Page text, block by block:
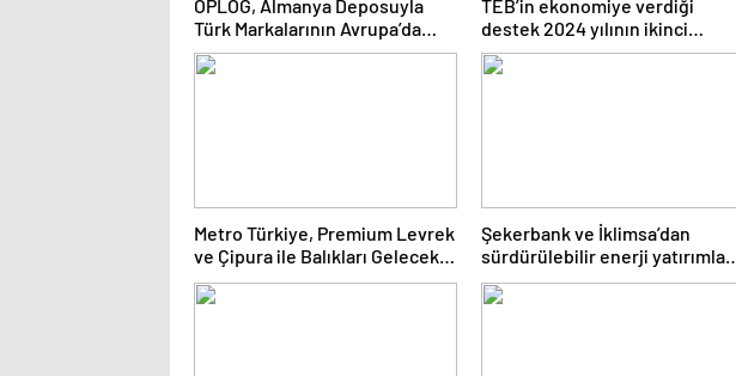
OPLOG, Almanya Deposuyla
Türk Markalarının Avrupa’da
Büyümesine Destek Oluyor
TEB’in ekonomiye verdiği
destek 2024 yılının ikinci
çeyreğinde devam etti
Metro Türkiye, Premium Levrek
ve Çipura ile Balıkları Gelecek
Nesillere Miras Bırakıyor
Şekerbank ve İklimsa’dan
sürdürülebilir enerji yatırımları
için iş birliği